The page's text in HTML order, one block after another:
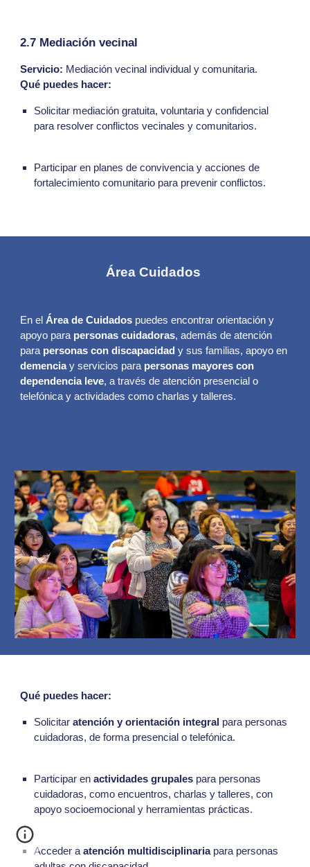
2.7 Mediación vecinal
Servicio: Mediación vecinal individual y comunitaria.
Qué puedes hacer:
Solicitar mediación gratuita, voluntaria y confidencial
para resolver conflictos vecinales y comunitarios.
Participar en planes de convivencia y acciones de
fortalecimiento comunitario para prevenir conflictos.
Área Cuidados
En el Área de Cuidados puedes encontrar orientación y
apoyo para personas cuidadoras, además de atención
para personas con discapacidad y sus familias, apoyo en
demenciay servicios para personas mayores con
dependencia leve, a través de atención presencial o
telefónica y actividades como charlas y talleres.
Qué puedes hacer:
Solicitaratención y orientación integral para personas
cuidadoras, de forma presencial o telefónica.
Participar enactividades grupales para personas
cuidadoras, como encuentros, charlas y talleres, con
apoyo socioemocional y herramientas prácticas.
Acceder aatención multidisciplinariapara personas